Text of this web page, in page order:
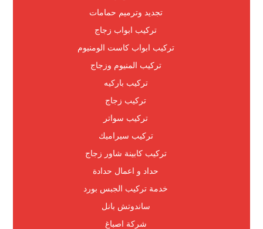
تجديد وترميم حمامات
تركيب ابواب زجاج
تركيب ابواب كاست الومنيوم
تركيب المنيوم وزجاج
تركيب باركيه
تركيب زجاج
تركيب سواتر
تركيب سيراميك
تركيب كابينة شاور زجاج
حداد و اعمال حدادة
خدمة تركيب الجبس بورد
ساندوتش بانل
شركة اصباغ